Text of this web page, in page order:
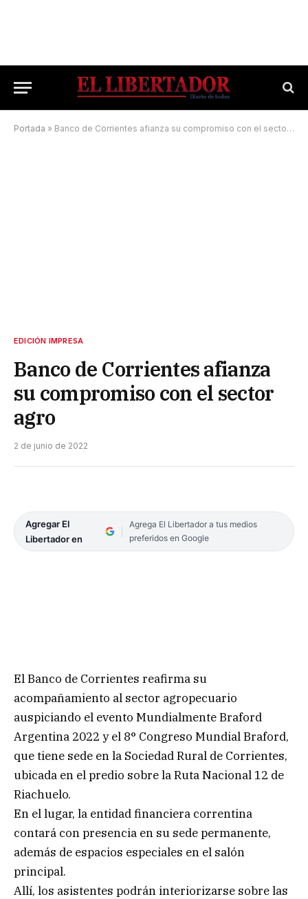
Portada » Banco de Corrientes afianza su compromiso con el sector agro
EDICIÓN IMPRESA
Banco de Corrientes afianza
su compromiso con el sector
agro
2 de junio de 2022
Agregar El
Libertador en
Agrega El Libertador a tus medios
preferidos en Google
El Banco de Corrientes reafirma su
acompañamiento al sector agropecuario
auspiciando el evento Mundialmente Braford
Argentina 2022 y el 8° Congreso Mundial Braford,
que tiene sede en la Sociedad Rural de Corrientes,
ubicada en el predio sobre la Ruta Nacional 12 de
Riachuelo.
En el lugar, la entidad financiera correntina
contará con presencia en su sede permanente,
además de espacios especiales en el salón
principal.
Allí, los asistentes podrán interiorizarse sobre las